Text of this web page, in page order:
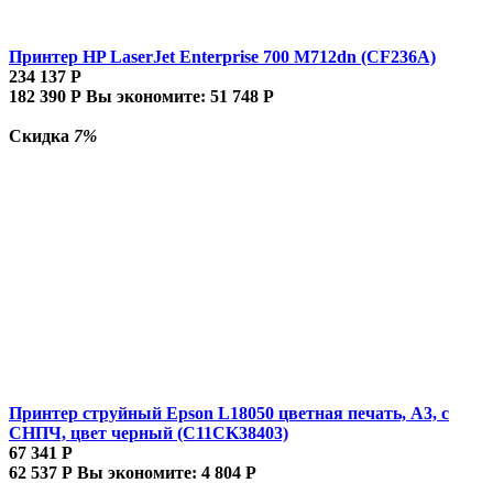
Принтер HP LaserJet Enterprise 700 M712dn (CF236A)
234 137 Р
182 390 Р Вы экономите: 51 748 Р
Скидка 7%
Принтер струйный Epson L18050 цветная печать, A3, с
СНПЧ, цвет черный (C11CK38403)
67 341 Р
62 537 Р Вы экономите: 4 804 Р